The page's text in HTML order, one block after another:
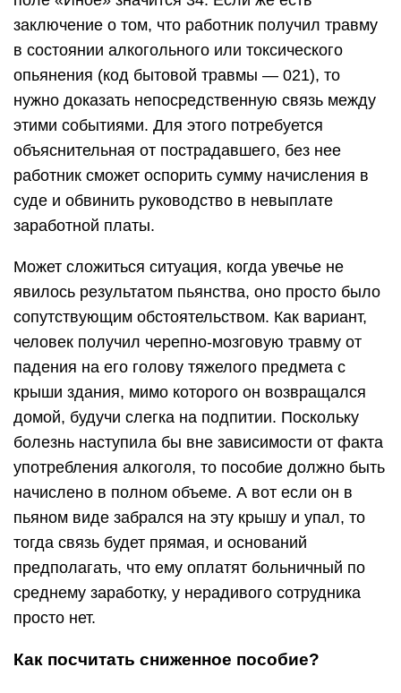
заключение о том, что работник получил травму
в состоянии алкогольного или токсического
опьянения (код бытовой травмы — 021), то
нужно доказать непосредственную связь между
этими событиями. Для этого потребуется
объяснительная от пострадавшего, без нее
работник сможет оспорить сумму начисления в
суде и обвинить руководство в невыплате
заработной платы.
Может сложиться ситуация, когда увечье не
явилось результатом пьянства, оно просто было
сопутствующим обстоятельством. Как вариант,
человек получил черепно-мозговую травму от
падения на его голову тяжелого предмета с
крыши здания, мимо которого он возвращался
домой, будучи слегка на подпитии. Поскольку
болезнь наступила бы вне зависимости от факта
употребления алкоголя, то пособие должно быть
начислено в полном объеме. А вот если он в
пьяном виде забрался на эту крышу и упал, то
тогда связь будет прямая, и оснований
предполагать, что ему оплатят больничный по
среднему заработку, у нерадивого сотрудника
просто нет.
Как посчитать сниженное пособие?